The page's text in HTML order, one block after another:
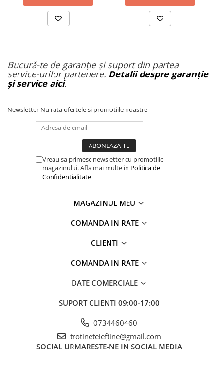
Bucură-te de garanție și suport din partea
service-urilor partenere. Detalii despre garanție
și service aici.
Newsletter Nu rata ofertele si promotiile noastre
Vreau sa primesc newsletter cu promotiile
magazinului. Afla mai multe in Politica de
Confidentialitate
MAGAZINUL MEU
COMANDA IN RATE
CLIENTI
COMANDA IN RATE
DATE COMERCIALE
SUPORT CLIENTI 09:00-17:00
0734460460
trotineteieftine@gmail.com
SOCIAL URMARESTE-NE IN SOCIAL MEDIA